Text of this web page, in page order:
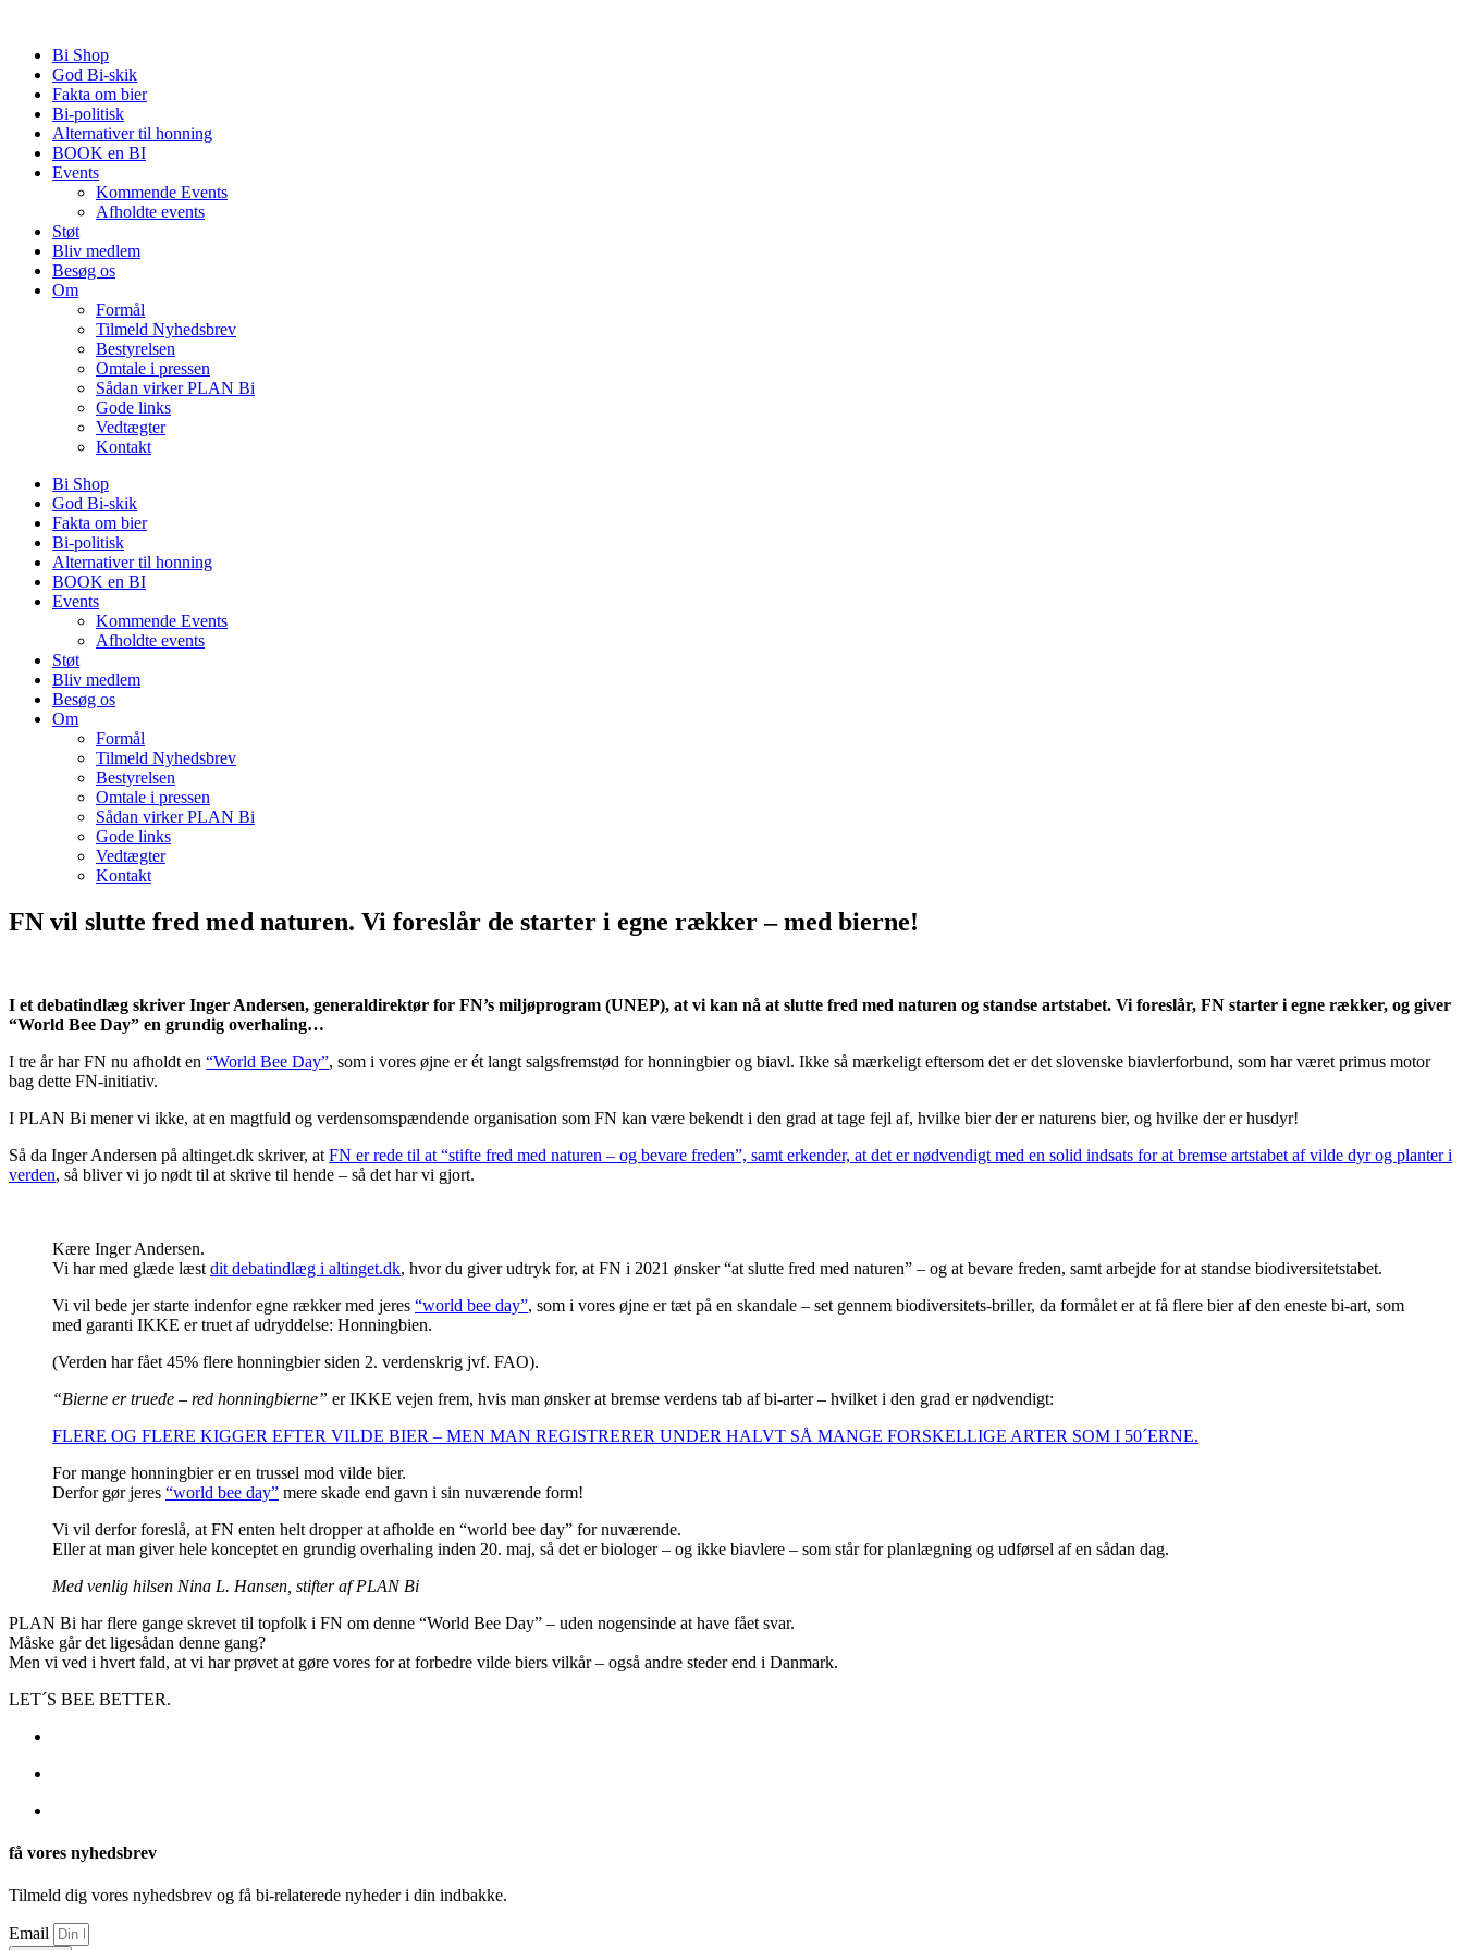
indholdBi Shop
God Bi-skik
Fakta om bier
Bi-politisk
Alternativer til honning
BOOK en BI
Events
Kommende Events
Afholdte events
Støt
Bliv medlem
Besøg os
Om
Formål
Tilmeld Nyhedsbrev
Bestyrelsen
Omtale i pressen
Sådan virker PLAN Bi
Gode links
Vedtægter
Kontakt
Bi Shop
God Bi-skik
Fakta om bier
Bi-politisk
Alternativer til honning
BOOK en BI
Events
Kommende Events
Afholdte events
Støt
Bliv medlem
Besøg os
Om
Formål
Tilmeld Nyhedsbrev
Bestyrelsen
Omtale i pressen
Sådan virker PLAN Bi
Gode links
Vedtægter
Kontakt
FN vil slutte fred med naturen. Vi foreslår de starter i egne rækker – med bierne!
I et debatindlæg skriver Inger Andersen, generaldirektør for FN’s miljøprogram (UNEP), at vi kan nå at slutte fred med naturen og standse artstabet. Vi foreslår, FN starter i egne rækker, og giver
“World Bee Day” en grundig overhaling…
I tre år har FN nu afholdt en “World Bee Day”, som i vores øjne er ét langt salgsfremstød for honningbier og biavl. Ikke så mærkeligt eftersom det er det slovenske biavlerforbund, som har været primus motor
bag dette FN-initiativ.
I PLAN Bi mener vi ikke, at en magtfuld og verdensomspændende organisation som FN kan være bekendt i den grad at tage fejl af, hvilke bier der er naturens bier, og hvilke der er husdyr!
Så da Inger Andersen på altinget.dk skriver, at FN er rede til at “stifte fred med naturen – og bevare freden”, samt erkender, at det er nødvendigt med en solid indsats for at bremse artstabet af vilde dyr og planter i
verden, så bliver vi jo nødt til at skrive til hende – så det har vi gjort.
Kære Inger Andersen.
Vi har med glæde læst dit debatindlæg i altinget.dk, hvor du giver udtryk for, at FN i 2021 ønsker “at slutte fred med naturen” – og at bevare freden, samt arbejde for at standse biodiversitetstabet.
Vi vil bede jer starte indenfor egne rækker med jeres “world bee day”, som i vores øjne er tæt på en skandale – set gennem biodiversitets-briller, da formålet er at få flere bier af den eneste bi-art, som
med garanti IKKE er truet af udryddelse: Honningbien.
(Verden har fået 45% flere honningbier siden 2. verdenskrig jvf. FAO).
“Bierne er truede – red honningbierne” er IKKE vejen frem, hvis man ønsker at bremse verdens tab af bi-arter – hvilket i den grad er nødvendigt:
FLERE OG FLERE KIGGER EFTER VILDE BIER – MEN MAN REGISTRERER UNDER HALVT SÅ MANGE FORSKELLIGE ARTER SOM I 50´ERNE.
For mange honningbier er en trussel mod vilde bier.
Derfor gør jeres “world bee day” mere skade end gavn i sin nuværende form!
Vi vil derfor foreslå, at FN enten helt dropper at afholde en “world bee day” for nuværende.
Eller at man giver hele konceptet en grundig overhaling inden 20. maj, så det er biologer – og ikke biavlere – som står for planlægning og udførsel af en sådan dag.
Med venlig hilsen Nina L. Hansen, stifter af PLAN Bi
PLAN Bi har flere gange skrevet til topfolk i FN om denne “World Bee Day” – uden nogensinde at have fået svar.
Måske går det ligesådan denne gang?
Men vi ved i hvert fald, at vi har prøvet at gøre vores for at forbedre vilde biers vilkår – også andre steder end i Danmark.
LET´S BEE BETTER.
få vores nyhedsbrev
Tilmeld dig vores nyhedsbrev og få bi-relaterede nyheder i din indbakke.
Email